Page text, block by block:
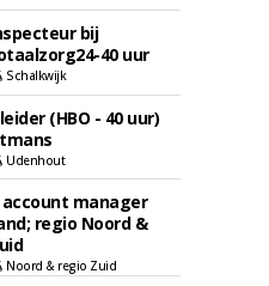
bij
40 uur
Schalkwijk
(HBO - 40 uur)
Udenhout
account manager
regio Noord &
Noord & regio Zuid